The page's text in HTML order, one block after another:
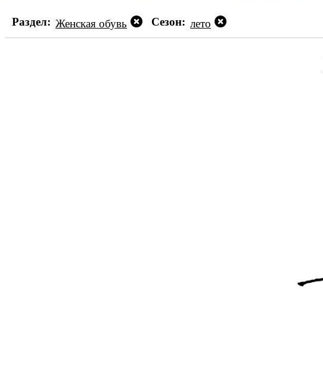
Раздел: Женская обувь Сезон: лето